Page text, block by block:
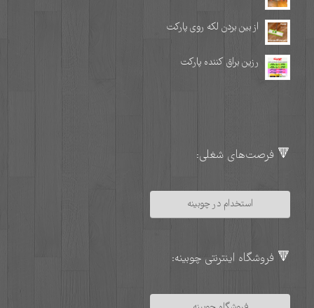
از بین بردن لکه روی پارکت
رزین براق کننده پارکت
🔻 فرصت‌های شغلی:
استخدام در چوبینه
🔻 فروشگاه اینترنتی چوبینه: